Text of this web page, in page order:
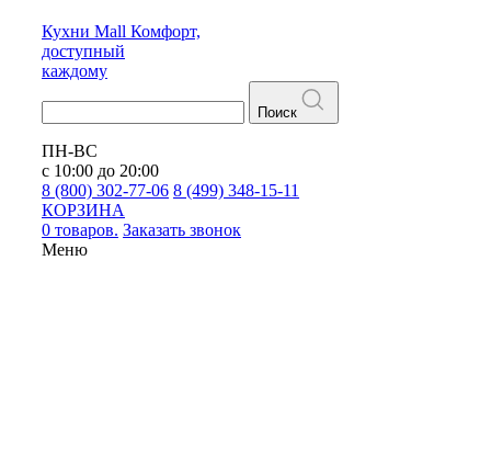
Кухни Mall Комфорт,
доступный
каждому
Поиск
ПН-ВС
с 10:00 до 20:00
8 (800) 302-77-06 8 (499) 348-15-11
КОРЗИНА
0 товаров. Заказать звонок
Меню